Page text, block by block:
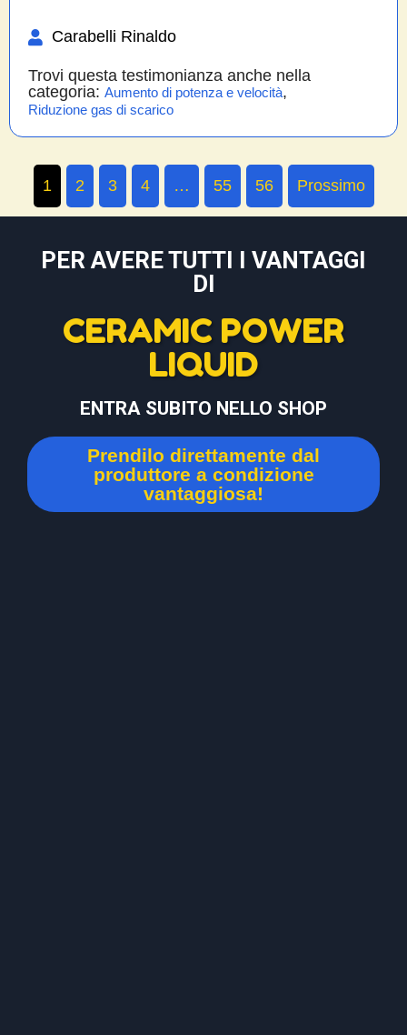
Carabelli Rinaldo
Trovi questa testimonianza anche nella
categoria: Aumento di potenza e velocità,
Riduzione gas di scarico
1 2 3 4 … 55 56 Prossimo
PER AVERE TUTTI I VANTAGGI
DI
CERAMIC POWER
LIQUID
ENTRA SUBITO NELLO SHOP
Prendilo direttamente dal
produttore a condizione
vantaggiosa!